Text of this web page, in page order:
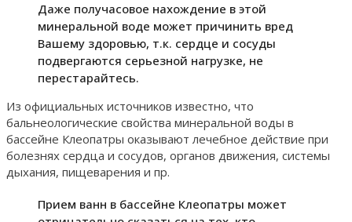
Даже получасовое нахождение в этой
минеральной воде может причинить вред
Вашему здоровью, т.к. сердце и сосуды
подвергаются серьезной нагрузке, не
перестарайтесь.
Из официальных источников известно, что
бальнеологические свойства минеральной воды в
бассейне Клеопатры оказывают лечебное действие при
болезнях сердца и сосудов, органов движения, системы
дыхания, пищеварения и пр.
Прием ванн в бассейне Клеопатры может